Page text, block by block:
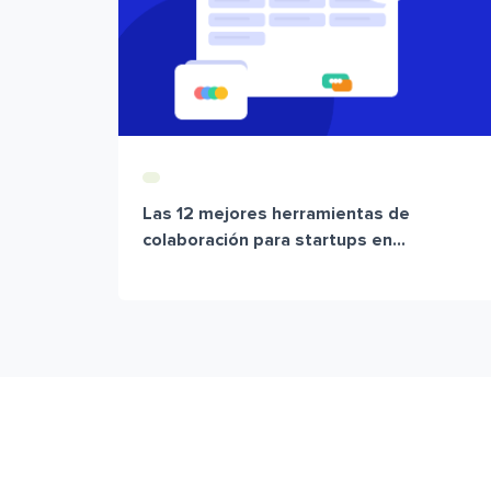
Las 12 mejores herramientas de
colaboración para startups en...